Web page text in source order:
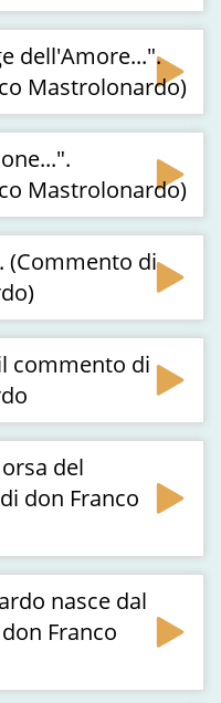
dell'Amore...".
Mastrolonardo)
Mastrolonardo)
(Commento di
commento di
del
don Franco
nasce dal
Franco